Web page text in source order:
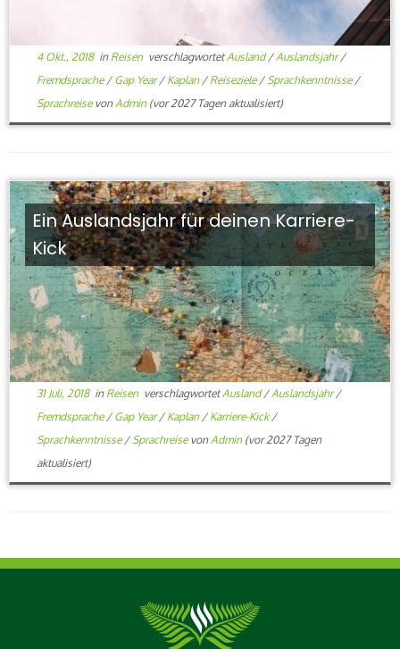
4 Okt., 2018in Reisen verschlagwortetAusland/ Auslandsjahr/
Fremdsprache / Gap Year/ Kaplan / Reiseziele / Sprachkenntnisse /
Sprachreise von Admin(vor 2027 Tagen aktualisiert)
Ein Auslandsjahr für deinen Karriere-
Kick
31 Juli, 2018in Reisen verschlagwortetAusland/ Auslandsjahr/
Fremdsprache / Gap Year/ Kaplan / Karriere-Kick/
Sprachkenntnisse / Sprachreise von Admin(vor 2027 Tagen
aktualisiert)